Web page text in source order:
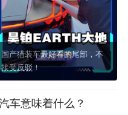
国产猎装车最好看的尾部，不
接受反驳！
车意味着什么？